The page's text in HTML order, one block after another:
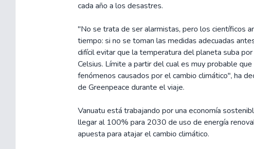
cada año a los desastres.
"No se trata de ser alarmistas, pero los científicos
tiempo: si no se toman las medidas adecuadas
difícil evitar que la temperatura del planeta suba
Celsius. Límite a partir del cual es muy probable
fenómenos causados por el cambio climático", ha
de Greenpeace durante el viaje.
Vanuatu está trabajando por una economía
llegar al 100% para 2030 de uso de energía
apuesta para atajar el cambio climático.